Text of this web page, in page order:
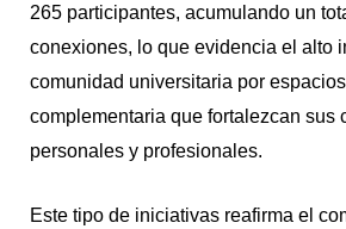
265 participantes, acumulando un
conexiones, lo que evidencia el alto
comunidad universitaria por
complementaria que fortalezcan sus
personales y profesionales.
Este tipo de iniciativas reafirma el